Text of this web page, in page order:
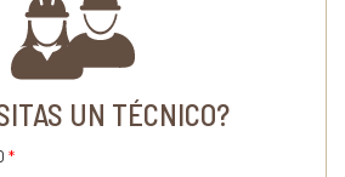
UN TÉCNICO?
*